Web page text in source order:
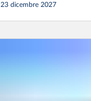
23 dicembre 2027